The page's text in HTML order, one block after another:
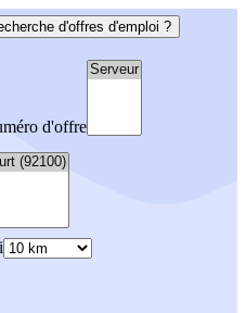
d'offres d'emploi ?
d'offre